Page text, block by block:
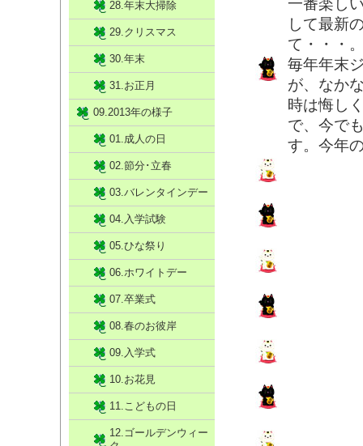
して最新
て・・・
毎年年末
が、なか
時は悔し
で、今で
す。今年
28.年末大掃除
29.クリスマス
30.年末
31.お正月
09.2013年の様子
01.成人の日
02.節分･立春
03.バレンタインデー
04.入学試験
05.ひな祭り
06.ホワイトデー
07.卒業式
08.春のお彼岸
09.入学式
10.お花見
11.こどもの日
12.ゴールデンウィー